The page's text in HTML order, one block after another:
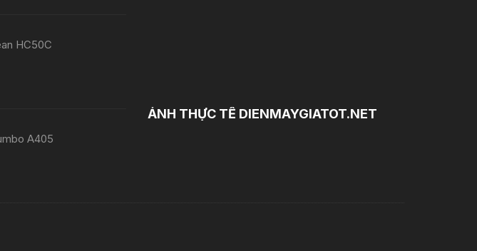
HC50C
A405
ẢNH THỰC TẾ DIENMAYGIATOT.NET